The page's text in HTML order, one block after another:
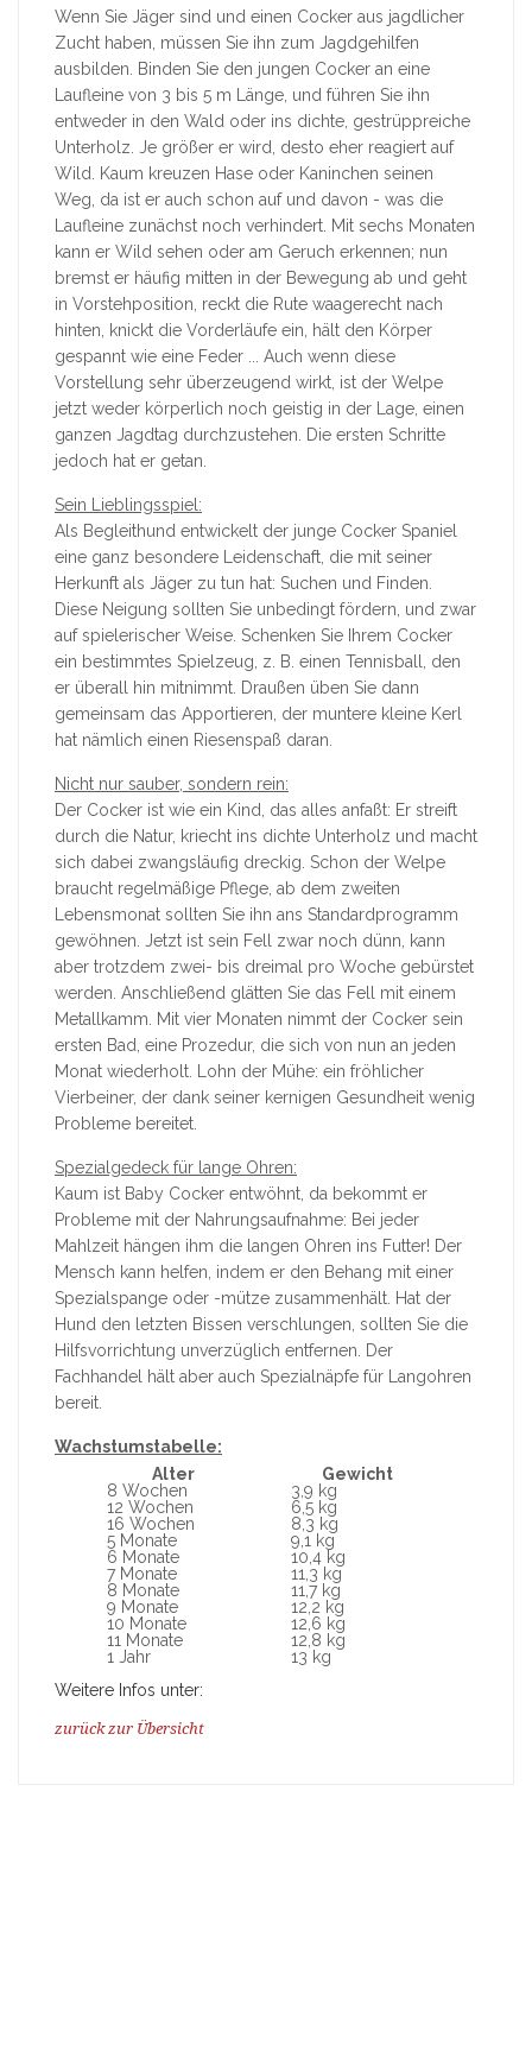
Wenn Sie Jäger sind und einen Cocker aus jagdlicher
Zucht haben, müssen Sie ihn zum Jagdgehilfen
ausbilden. Binden Sie den jungen Cocker an eine
Laufleine von 3 bis 5 m Länge, und führen Sie ihn
entweder in den Wald oder ins dichte, gestrüppreiche
Unterholz. Je größer er wird, desto eher reagiert auf
Wild. Kaum kreuzen Hase oder Kaninchen seinen
Weg, da ist er auch schon auf und davon - was die
Laufleine zunächst noch verhindert. Mit sechs Monaten
kann er Wild sehen oder am Geruch erkennen; nun
bremst er häufig mitten in der Bewegung ab und geht
in Vorstehposition, reckt die Rute waagerecht nach
hinten, knickt die Vorderläufe ein, hält den Körper
gespannt wie eine Feder ... Auch wenn diese
Vorstellung sehr überzeugend wirkt, ist der Welpe
jetzt weder körperlich noch geistig in der Lage, einen
ganzen Jagdtag durchzustehen. Die ersten Schritte
jedoch hat er getan.
Sein Lieblingsspiel:
Als Begleithund entwickelt der junge Cocker Spaniel
eine ganz besondere Leidenschaft, die mit seiner
Herkunft als Jäger zu tun hat: Suchen und Finden.
Diese Neigung sollten Sie unbedingt fördern, und zwar
auf spielerischer Weise. Schenken Sie Ihrem Cocker
ein bestimmtes Spielzeug, z. B. einen Tennisball, den
er überall hin mitnimmt. Draußen üben Sie dann
gemeinsam das Apportieren, der muntere kleine Kerl
hat nämlich einen Riesenspaß daran.
Nicht nur sauber, sondern rein:
Der Cocker ist wie ein Kind, das alles anfaßt: Er streift
durch die Natur, kriecht ins dichte Unterholz und macht
sich dabei zwangsläufig dreckig. Schon der Welpe
braucht regelmäßige Pflege, ab dem zweiten
Lebensmonat sollten Sie ihn ans Standardprogramm
gewöhnen. Jetzt ist sein Fell zwar noch dünn, kann
aber trotzdem zwei- bis dreimal pro Woche gebürstet
werden. Anschließend glätten Sie das Fell mit einem
Metallkamm. Mit vier Monaten nimmt der Cocker sein
ersten Bad, eine Prozedur, die sich von nun an jeden
Monat wiederholt. Lohn der Mühe: ein fröhlicher
Vierbeiner, der dank seiner kernigen Gesundheit wenig
Probleme bereitet.
Spezialgedeck für lange Ohren:
Kaum ist Baby Cocker entwöhnt, da bekommt er
Probleme mit der Nahrungsaufnahme: Bei jeder
Mahlzeit hängen ihm die langen Ohren ins Futter! Der
Mensch kann helfen, indem er den Behang mit einer
Spezialspange oder -mütze zusammenhält. Hat der
Hund den letzten Bissen verschlungen, sollten Sie die
Hilfsvorrichtung unverzüglich entfernen. Der
Fachhandel hält aber auch Spezialnäpfe für Langohren
bereit.
Wachstumstabelle:
Alter
Gewicht
8 Wochen
12 Wochen
16 Wochen
5 Monate
6 Monate
7 Monate
8 Monate
9 Monate
10 Monate
11 Monate
1 Jahr
3,9 kg
6,5 kg
8,3 kg
9,1 kg
10,4 kg
11,3 kg
11,7 kg
12,2 kg
12,6 kg
12,8 kg
13 kg
Weitere Infos unter:
zurück zur Übersicht